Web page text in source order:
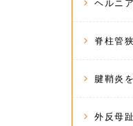
ヘルニ
脊柱管
腱鞘炎
外反母